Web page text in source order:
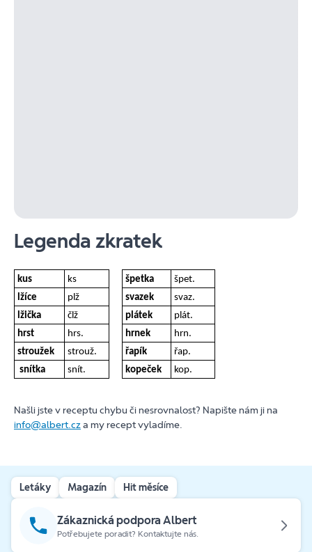
Legenda zkratek
kus ks špetka
špet.
lžíce
plž svazek
svaz.
lžička
člž plátek
plát.
hrst
hrs. hrnek
hrn.
stroužek
strouž. řapík
řap.
snítka
snít. kopeček kop.
Našli jste v receptu chybu či nesrovnalost? Napište nám ji na
info@albert.cza my recept vyladíme.
Letáky Magazín Hit měsíce
Zákaznická podpora Albert
Potřebujete poradit? Kontaktujte nás.